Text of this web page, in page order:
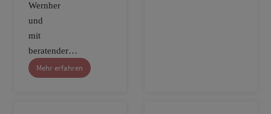
Wernher
und
mit
beratender…
Mehr erfahren